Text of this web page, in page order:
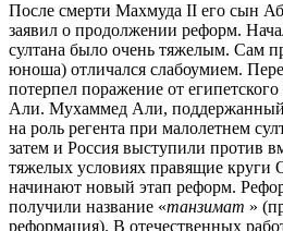
После смерти Махмуда II его сын
заявил о продолжении реформ.
султана было очень тяжелым. Сам
юноша) отличался слабоумием.
потерпел поражение от
Али. Мухаммед Али,
на роль регента при малолетнем
затем и Россия выступили против
тяжелых условиях правящие круги
начинают новый этап реформ.
получили название «танзимат »
реформация). В отечественных